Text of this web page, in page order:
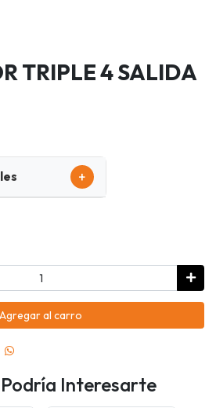
TRIPLE 4 SALIDA
+
Agregar al carro
Interesarte